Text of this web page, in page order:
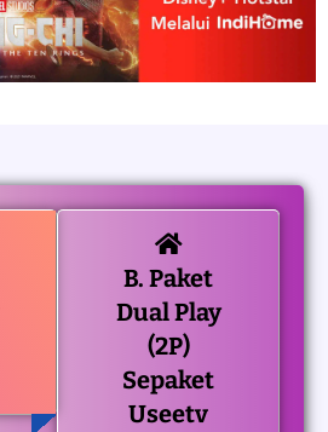
B. Paket
Dual Play
(2P)
Sepaket
Useetv